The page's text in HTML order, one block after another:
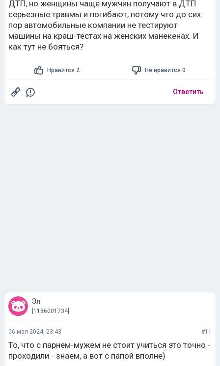
ДТП, но женщины чаще мужчин получают в ДТП
серьезные травмы и погибают, потому что до сих
пор автомобильные компании не тестируют
машины на краш-тестах на женских манекенах. И
как тут не бояться?
Нравится 2 Не нравится 0
Ответить
Эл
[1186001734]
06 мая 2024, 23:43 #11
То, что с парнем-мужем не стоит учиться это точно -
проходили - знаем, а вот с папой вполне)